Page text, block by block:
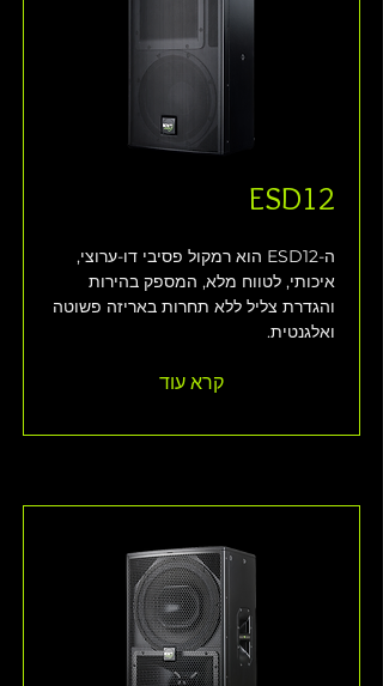
ESD12
ה-ESD12 הוא רמקול פסיבי דו-ערוצי,
איכותי, לטווח מלא, המספק בהירות
והגדרת צליל ללא תחרות באריזה פשוטה
ואלגנטית.
קרא עוד